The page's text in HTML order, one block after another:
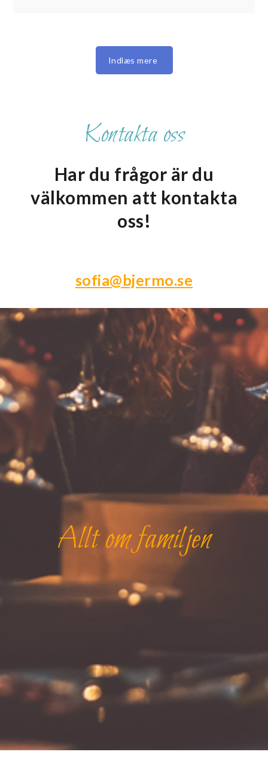
Kontakta oss
Har du frågor är du
välkommen att kontakta
oss!
sofia@bjermo.se
Allt om familjen